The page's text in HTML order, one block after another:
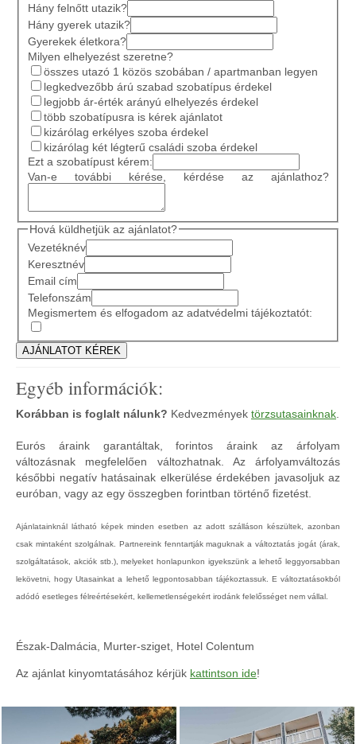
Hány felnőtt utazik?
Hány gyerek utazik?
Gyerekek életkora?
Milyen elhelyezést szeretne?
összes utazó 1 közös szobában / apartmanban legyen
legkedvezőbb árú szabad szobatípus érdekel
legjobb ár-érték arányú elhelyezés érdekel
több szobatípusra is kérek ajánlatot
kizárólag erkélyes szoba érdekel
kizárólag két légterű családi szoba érdekel
Ezt a szobatípust kérem:
Van-e további kérése, kérdése az ajánlathoz?
Hová küldhetjük az ajánlatot?
Vezetéknév
Keresztnév
Email cím
Telefonszám
Megismertem és elfogadom az adatvédelmi tájékoztatót:
Egyéb információk:
Korábban is foglalt nálunk? Kedvezmények törzsutasainknak.
Eurós áraink garantáltak, forintos áraink az árfolyam
változásnak megfelelően változhatnak. Az árfolyamváltozás
későbbi negatív hatásainak elkerülése érdekében javasoljuk az
euróban, vagy az egy összegben forintban történő fizetést.
Ajánlatainknál látható képek minden esetben az adott szálláson készültek, azonban
csak mintaként szolgálnak. Partnereink fenntartják maguknak a változtatás jogát (árak,
szolgáltatások, akciók stb.), melyeket honlapunkon igyekszünk a lehető leggyorsabban
lekövetni, hogy Utasainkat a lehető legpontosabban tájékoztassuk. E változtatásokból
adódó esetleges félreértésekért, kellemetlenségekért irodánk felelősséget nem vállal.
Észak-Dalmácia, Murter-sziget, Hotel Colentum
Az ajánlat kinyomtatásához kérjük kattintson ide!